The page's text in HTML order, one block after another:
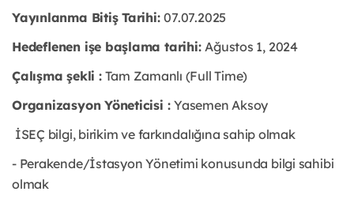
Yayınlanma Bitiş Tarihi:07.07.2025
Hedeflenen işe başlama tarihi:Ağustos 1, 2024
Çalışma şekli :Tam Zamanlı (Full Time)
Organizasyon Yöneticisi :Yasemen Aksoy
İSEÇ bilgi, birikim ve farkındalığına sahip olmak
- Perakende/İstasyon Yönetimi konusunda bilgi sahibi
olmak